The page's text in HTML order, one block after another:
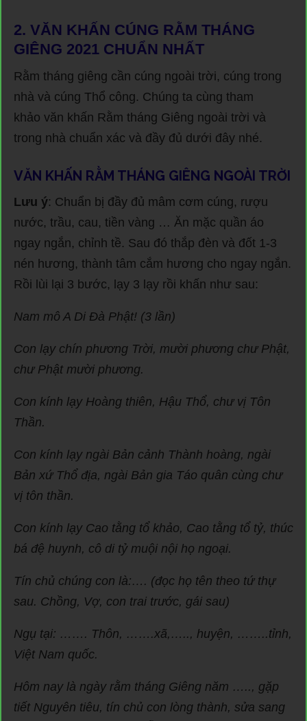
2. VĂN KHẤN CÚNG RẰM THÁNG
GIÊNG 2021 CHUẨN NHẤT
Rằm tháng giêng cần cúng ngoài trời, cúng trong
nhà và cúng Thổ công. Chúng ta cùng tham
khảo văn khấn Rằm tháng Giêng ngoài trời và
trong nhà chuẩn xác và đầy đủ dưới đây nhé.
VĂN KHẤN RẰM THÁNG GIÊNG NGOÀI TRỜI
Lưu ý: Chuẩn bị đầy đủ mâm cơm cúng, rượu
nước, trầu, cau, tiền vàng … Ăn mặc quần áo
ngay ngắn, chỉnh tề. Sau đó thắp đèn và đốt 1-3
nén hương, thành tâm cắm hương cho ngay ngắn.
Rồi lùi lại 3 bước, lạy 3 lạy rồi khấn như sau:
Nam mô A Di Đà Phật! (3 lần)
Con lạy chín phương Trời, mười phương chư Phật,
chư Phật mười phương.
Con kính lạy Hoàng thiên, Hậu Thổ, chư vị Tôn
Thần.
Con kính lạy ngài Bản cảnh Thành hoàng, ngài
Bản xứ Thổ địa, ngài Bản gia Táo quân cùng chư
vị tôn thần.
Con kính lạy Cao tằng tổ khảo, Cao tằng tổ tỷ, thúc
bá đệ huynh, cô di tỷ muội nội họ ngoại.
Tín chủ chúng con là:…. (đọc họ tên theo tứ thự
sau. Chồng, Vợ, con trai trước, gái sau)
Ngụ tại: ……. Thôn, …….xã,….., huyện, ……..tỉnh,
Việt Nam quốc.
Hôm nay là ngày rằm tháng Giêng năm ….., gặp
tiết Nguyên tiêu, tín chủ con lòng thành, sửa sang